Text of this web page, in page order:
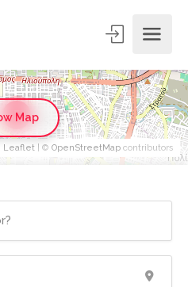
5
Leaflet | © OpenStreetMap contributors
Map